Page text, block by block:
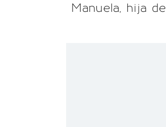
Manuela, hija